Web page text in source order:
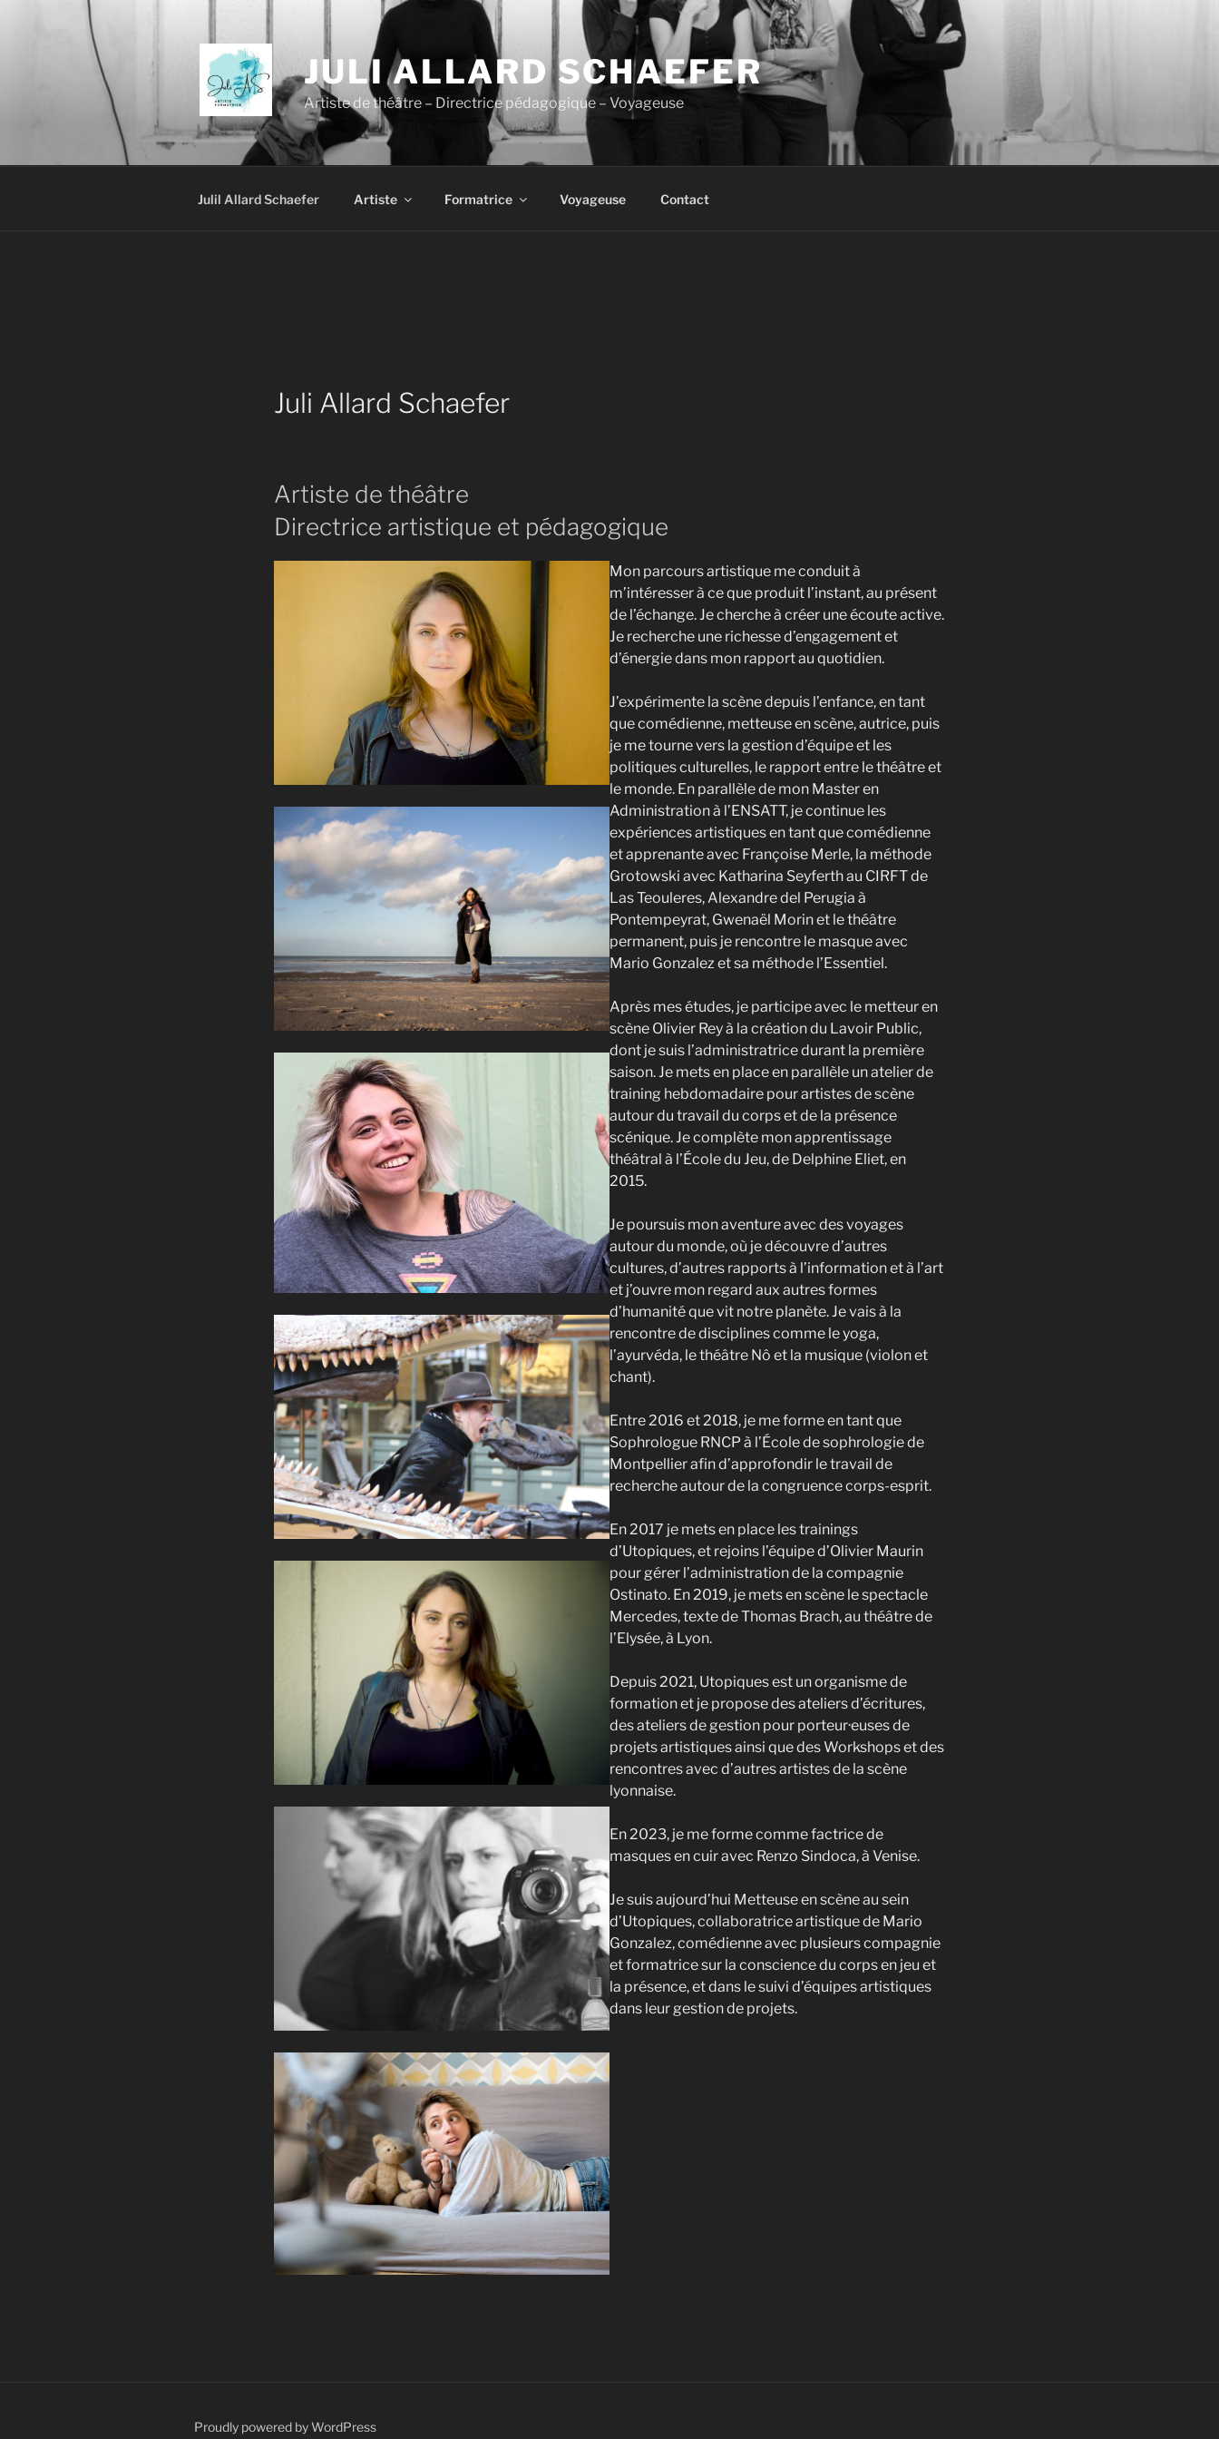
JULI ALLARD SCHAEFER
Artiste de théâtre – Directrice pédagogique – Voyageuse
Julil Allard Schaefer Artiste Formatrice Voyageuse Contact
Juli Allard Schaefer
Artiste de théâtre
Directrice artistique et pédagogique
Mon parcours artistique me conduit à
m’intéresser à ce que produit l’instant, au présent
de l’échange. Je cherche à créer une écoute active.
Je recherche une richesse d’engagement et
d’énergie dans mon rapport au quotidien.
J’expérimente la scène depuis l’enfance, en tant
que comédienne, metteuse en scène, autrice, puis
je me tourne vers la gestion d’équipe et les
politiques culturelles, le rapport entre le théâtre et
le monde. En parallèle de mon Master en
Administration à l’ENSATT, je continue les
expériences artistiques en tant que comédienne
et apprenante avec Françoise Merle, la méthode
Grotowski avec Katharina Seyferth au CIRFT de
Las Teouleres, Alexandre del Perugia à
Pontempeyrat, Gwenaël Morin et le théâtre
permanent, puis je rencontre le masque avec
Mario Gonzalez et sa méthode l’Essentiel.
Après mes études, je participe avec le metteur en
scène Olivier Rey à la création du Lavoir Public,
dont je suis l’administratrice durant la première
saison. Je mets en place en parallèle un atelier de
training hebdomadaire pour artistes de scène
autour du travail du corps et de la présence
scénique. Je complète mon apprentissage
théâtral à l’École du Jeu, de Delphine Eliet, en
2015.
Je poursuis mon aventure avec des voyages
autour du monde, où je découvre d’autres
cultures, d’autres rapports à l’information et à l’art
et j’ouvre mon regard aux autres formes
d’humanité que vit notre planète. Je vais à la
rencontre de disciplines comme le yoga,
l’ayurvéda, le théâtre Nô et la musique (violon et
chant).
Entre 2016 et 2018, je me forme en tant que
Sophrologue RNCP à l’École de sophrologie de
Montpellier afin d’approfondir le travail de
recherche autour de la congruence corps-esprit.
En 2017 je mets en place les trainings
d’Utopiques, et rejoins l’équipe d’Olivier Maurin
pour gérer l’administration de la compagnie
Ostinato. En 2019, je mets en scène le spectacle
Mercedes, texte de Thomas Brach, au théâtre de
l’Elysée, à Lyon.
Depuis 2021, Utopiques est un organisme de
formation et je propose des ateliers d’écritures,
des ateliers de gestion pour porteur·euses de
projets artistiques ainsi que des Workshops et des
rencontres avec d’autres artistes de la scène
lyonnaise.
En 2023, je me forme comme factrice de
masques en cuir avec Renzo Sindoca, à Venise.
Je suis aujourd’hui Metteuse en scène au sein
d’Utopiques, collaboratrice artistique de Mario
Gonzalez, comédienne avec plusieurs compagnie
et formatrice sur la conscience du corps en jeu et
la présence, et dans le suivi d’équipes artistiques
dans leur gestion de projets.
Proudly powered by WordPress